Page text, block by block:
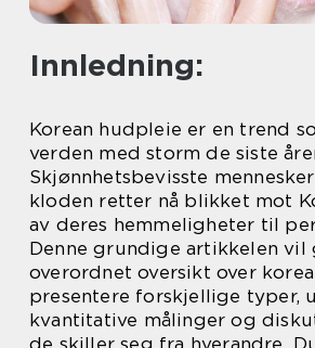
Innledning:
Korean hudpleie er en trend
verden med storm de siste
Skjønnhetsbevisste
kloden retter nå blikket mot
av deres hemmeligheter til
Denne grundige artikkelen vil
overordnet oversikt over
presentere forskjellige typer,
kvantitative målinger og
de skiller seg fra hverandre.